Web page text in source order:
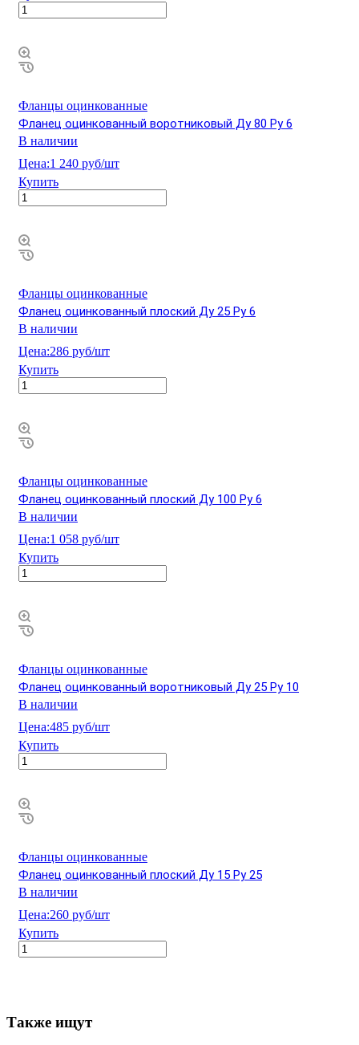
Фланцы оцинкованные
Фланец оцинкованный воротниковый Ду 80 Ру 6
В наличии
Цена:1 240 руб/шт
Купить
Фланцы оцинкованные
Фланец оцинкованный плоский Ду 25 Ру 6
В наличии
Цена:286 руб/шт
Купить
Фланцы оцинкованные
Фланец оцинкованный плоский Ду 100 Ру 6
В наличии
Цена:1 058 руб/шт
Купить
Фланцы оцинкованные
Фланец оцинкованный воротниковый Ду 25 Ру 10
В наличии
Цена:485 руб/шт
Купить
Фланцы оцинкованные
Фланец оцинкованный плоский Ду 15 Ру 25
В наличии
Цена:260 руб/шт
Купить
Также ищут